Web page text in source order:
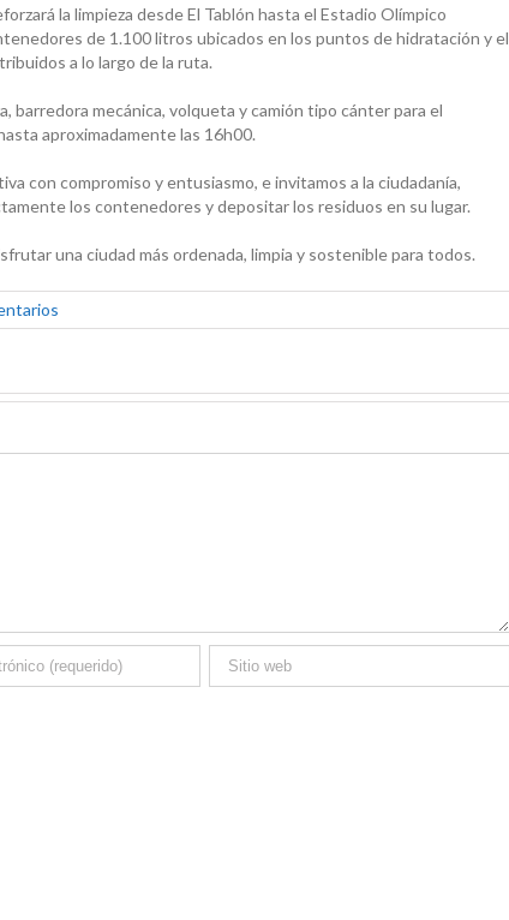
la limpieza desde El Tablón hasta el Estadio Olímpico
de 1.100 litros ubicados en los puntos de hidratación y el
a lo largo de la ruta.
barredora mecánica, volqueta y camión tipo cánter para el
aproximadamente las 16h00.
con compromiso y entusiasmo, e invitamos a la ciudadanía,
los contenedores y depositar los residuos en su lugar.
una ciudad más ordenada, limpia y sostenible para todos.